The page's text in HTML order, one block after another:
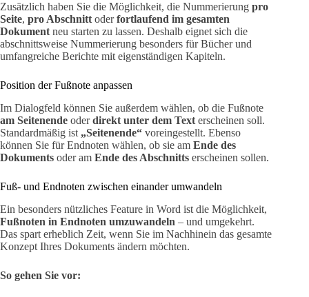
Zusätzlich haben Sie die Möglichkeit, die Nummerierung pro
Seite, pro Abschnitt oderfortlaufend im gesamten
Dokument neu starten zu lassen. Deshalb eignet sich die
abschnittsweise Nummerierung besonders für Bücher und
umfangreiche Berichte mit eigenständigen Kapiteln.
Position der Fußnote anpassen
Im Dialogfeld können Sie außerdem wählen, ob die Fußnote
am Seitenende oderdirekt unter dem Text erscheinen soll.
Standardmäßig ist „Seitenende“ voreingestellt. Ebenso
können Sie für Endnoten wählen, ob sie am Ende des
Dokuments oder am Ende des Abschnitts erscheinen sollen.
Fuß- und Endnoten zwischen einander umwandeln
Ein besonders nützliches Feature in Word ist die Möglichkeit,
Fußnoten in Endnoten umzuwandeln – und umgekehrt.
Das spart erheblich Zeit, wenn Sie im Nachhinein das gesamte
Konzept Ihres Dokuments ändern möchten.
So gehen Sie vor: